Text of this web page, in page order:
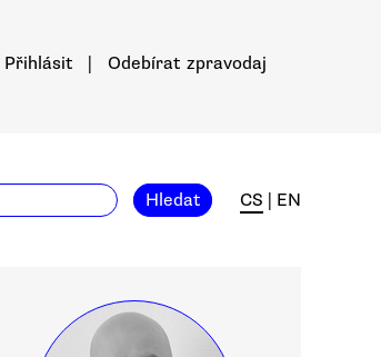
Přihlásit Odebírat zpravodaj
Hledat CS EN